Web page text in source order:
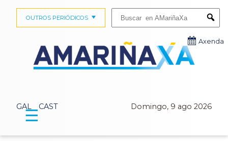
GAL CAST Domingo, 9 ago 2026
OUTROS PERIÓDICOS
Axenda
☰